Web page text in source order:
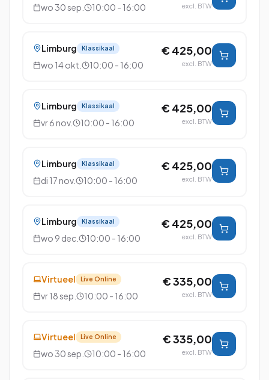
wo 30 sep. 10:00 - 16:00 excl. BTW
Limburg Klassikaal
wo 14 okt. 10:00 - 16:00
€ 425,00
excl. BTW
Limburg Klassikaal
vr 6 nov. 10:00 - 16:00
€ 425,00
excl. BTW
Limburg Klassikaal
di 17 nov. 10:00 - 16:00
€ 425,00
excl. BTW
Limburg Klassikaal
wo 9 dec. 10:00 - 16:00
€ 425,00
excl. BTW
Virtueel Live Online
vr 18 sep. 10:00 - 16:00
€ 335,00
excl. BTW
Virtueel Live Online
wo 30 sep. 10:00 - 16:00
€ 335,00
excl. BTW